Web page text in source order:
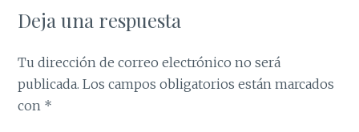
Deja una respuesta
Tu dirección de correo electrónico no será
publicada. Los campos obligatorios están marcados
con *